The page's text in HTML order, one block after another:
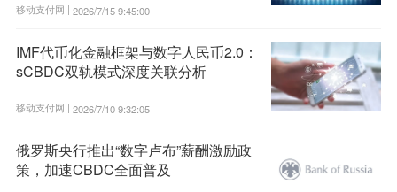
移动支付网 | 2026/7/15 9:45:00
IMF代币化金融框架与数字人民币2.0：
sCBDC双轨模式深度关联分析
移动支付网 | 2026/7/10 9:32:05
俄罗斯央行推出“数字卢布”薪酬激励政
策，加速CBDC全面普及